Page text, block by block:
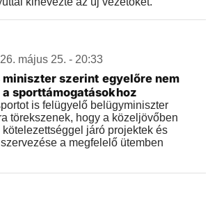
május 25. - 20:33
szerint egyelőre nem
sporttámogatásokhoz
is felügyelő belügyminiszter
törekszenek, hogy a közeljövőben
járó projektek és
a megfelelő ütemben